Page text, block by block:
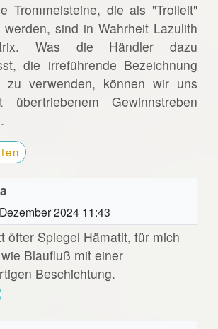
Trommelsteine, die als "Trolleit"
werden, sind in Wahrheit Lazulith
Was die Händler dazu
die irreführende Bezeichnung
zu verwenden, können wir uns
Gewinnstreben
2024 11:43
öfter Spiegel Hämatit, für mich
Blaufluß mit einer
Beschichtung.